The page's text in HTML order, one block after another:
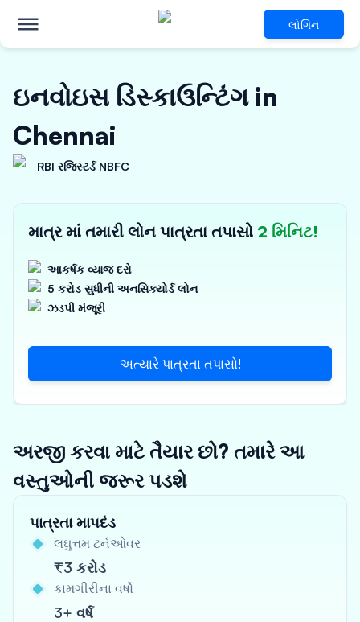
લોગિન
ઇનવોઇસ ડિસ્કાઉન્ટિંગ in
Chennai
RBI રજિસ્ટર્ડ NBFC
માત્ર માં તમારી લોન પાત્રતા તપાસો 2 મિનિટ!
આકર્ષક વ્યાજ દરો
5 કરોડ સુધીની અનસિક્યોર્ડ લોન
ઝડપી મંજૂરી
અત્યારે પાત્રતા તપાસો!
અરજી કરવા માટે તૈયાર છો? તમારે આ
વસ્તુઓની જરૂર પડશે
પાત્રતા માપદંડ
લઘુત્તમ ટર્નઓવર
₹3 કરોડ
કામગીરીના વર્ષો
3+ વર્ષ